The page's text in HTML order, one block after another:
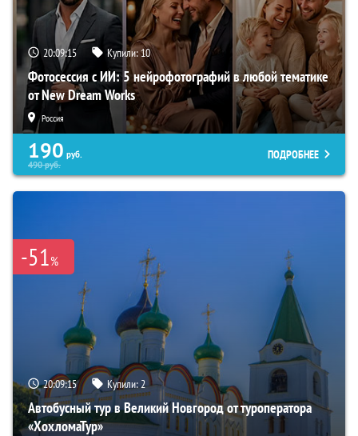
20:09:14 Купили:10
Фотосессия с ИИ: 5 нейрофотографий в любой тематике
от New Dream Works
Россия
190 руб.
490руб.
ПОДРОБНЕЕ
-51%
20:09:14 Купили:2
Автобусный тур в Великий Новгород от туроператора
«ХохломаТур»